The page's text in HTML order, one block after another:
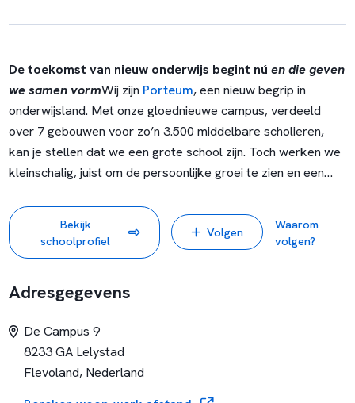
De toekomst van nieuw onderwijs begint nú en die geven
we samen vormWij zijn Porteum, een nieuw begrip in
onderwijsland. Met onze gloednieuwe campus, verdeeld
over 7 gebouwen voor zo’n 3.500 middelbare scholieren,
kan je stellen dat we een grote school zijn. Toch werken we
kleinschalig, juist om de persoonlijke groei te zien en een
voor onze docenten. We staan ervoor dat iedereen leert het
eigen eren en gedrag te sturen. We zorgen dat iedereen dat
doet in verbinding met de omgeving, met elkaar.
Werken bij Porteum is een krachtenbundeling met meer dan
Porteum werken in een ‘school binnen een school’, waar je
aanhaakt bij een vast team. Als team ontwikkelen jullie
onderwijsmateriaal en lessen voor leerlingen. Slim,
vernieuwend en beter, want goed voortgezet onderwijs
Bekijk
schoolprofiel
Volgen
Waarom
volgen?
Adresgegevens
De Campus 9
8233 GA Lelystad
Flevoland, Nederland